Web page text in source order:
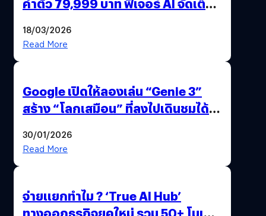
18/03/2026
Read More
Google เปิดให้ลองเล่น “Genie 3”
สร้าง “โลกเสมือน” ที่ลงไปเดินชมได้
30/01/2026
Read More
จ่ายแยกทำไม ? ‘True AI Hub’
ทางออกธุรกิจยุคใหม่ รวม 50+ โมเดล